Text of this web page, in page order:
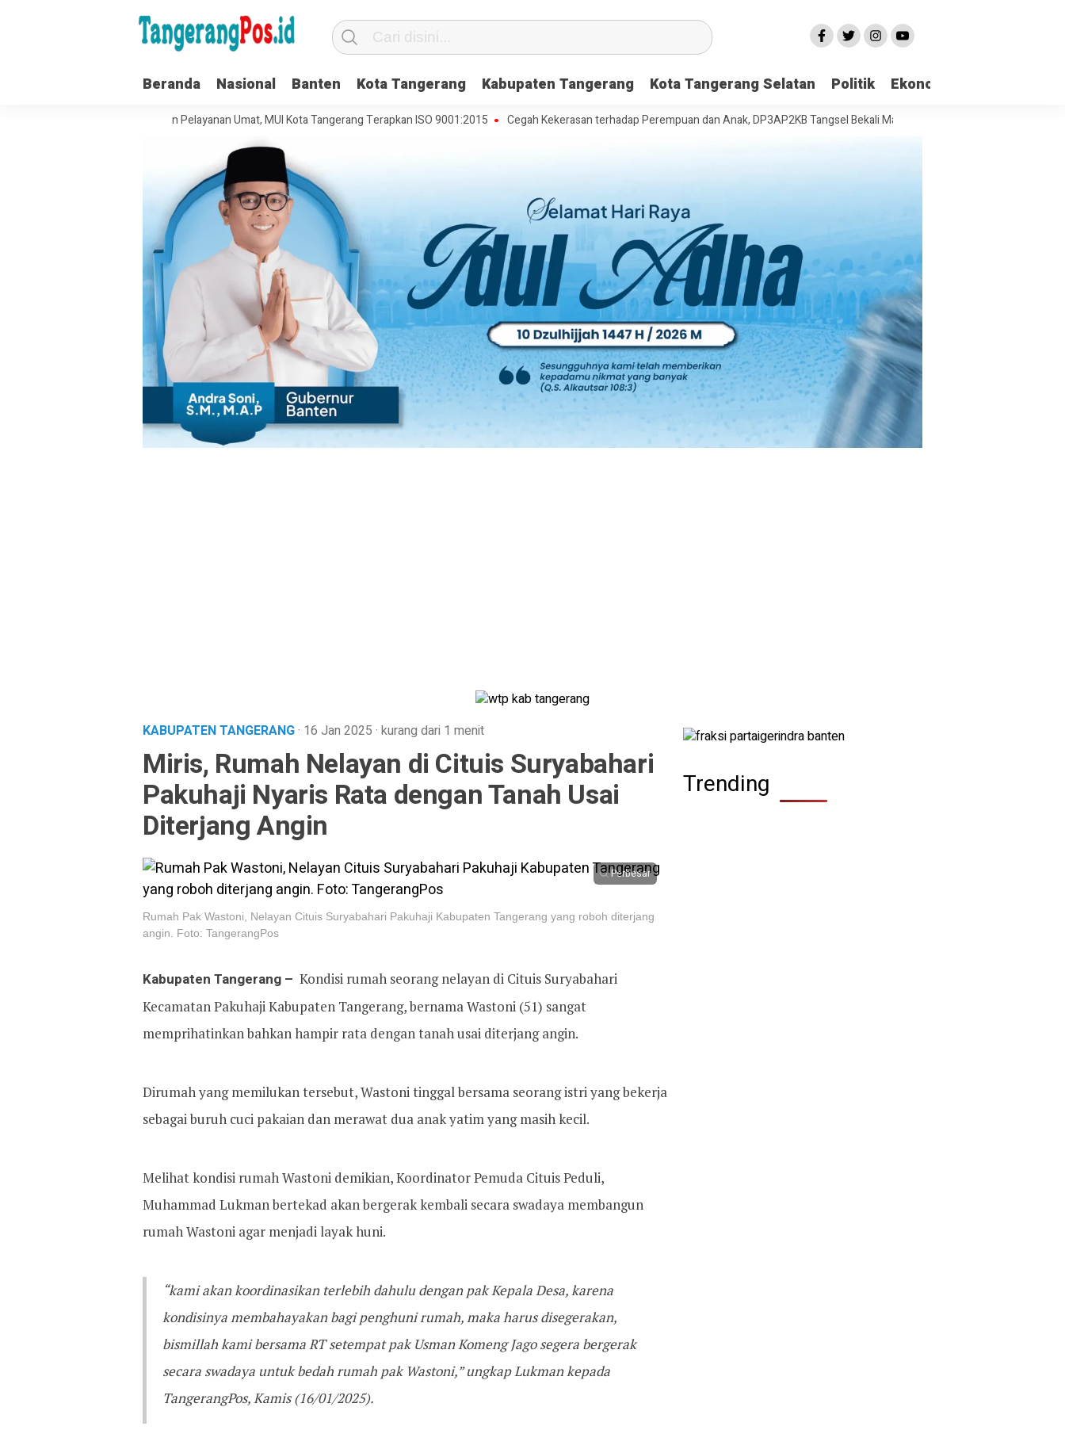
Beranda Nasional Banten Kota Tangerang Kabupaten Tangerang Kota Tangerang Selatan Politik Ekonomi
Tata Kelola Organisasi dan Pelayanan Umat, MUI Kota Tangerang Terapkan ISO 9001:2015 Cegah Kekerasan terhadap Perempuan dan Anak, DP3AP2KB Tangsel Bekali Masyarakat Manajemen Stres dan
KABUPATEN TANGERANG· 16 Jan 2025 · kurang dari 1 menit
Miris, Rumah Nelayan di Cituis Suryabahari
Pakuhaji Nyaris Rata dengan Tanah Usai
Diterjang Angin
Perbesar
Rumah Pak Wastoni, Nelayan Cituis Suryabahari Pakuhaji Kabupaten Tangerang yang roboh diterjang
angin. Foto: TangerangPos
Kabupaten Tangerang – Kondisi rumah seorang nelayan di Cituis Suryabahari
Kecamatan Pakuhaji Kabupaten Tangerang, bernama Wastoni (51) sangat
memprihatinkan bahkan hampir rata dengan tanah usai diterjang angin.
Dirumah yang memilukan tersebut, Wastoni tinggal bersama seorang istri yang bekerja
sebagai buruh cuci pakaian dan merawat dua anak yatim yang masih kecil.
Melihat kondisi rumah Wastoni demikian, Koordinator Pemuda Cituis Peduli,
Muhammad Lukman bertekad akan bergerak kembali secara swadaya membangun
rumah Wastoni agar menjadi layak huni.
“kami akan koordinasikan terlebih dahulu dengan pak Kepala Desa, karena
kondisinya membahayakan bagi penghuni rumah, maka harus disegerakan,
bismillah kami bersama RT setempat pak Usman Komeng Jago segera bergerak
secara swadaya untuk bedah rumah pak Wastoni,” ungkap Lukman kepada
TangerangPos, Kamis (16/01/2025).
Trending